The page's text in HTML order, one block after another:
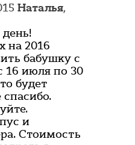
Наталья,
на 2016
бабушку с
16 июля по 30
будет
спасибо.
и
Стоимость